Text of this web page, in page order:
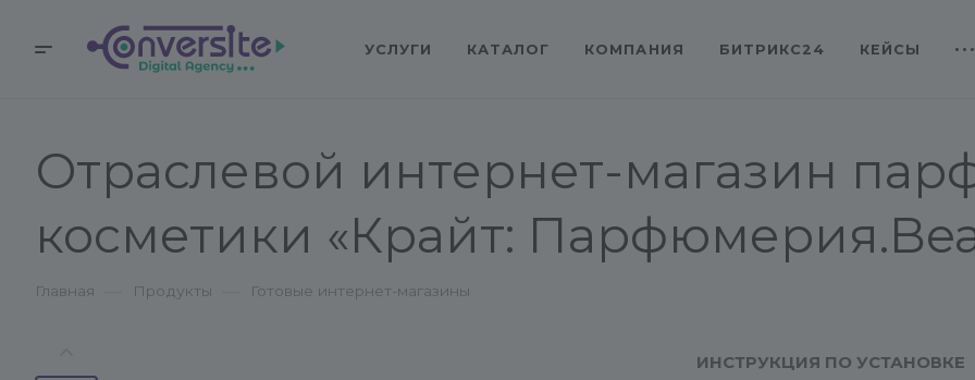
УСЛУГИ КАТАЛОГ КОМПАНИЯ БИТРИКС24 КЕЙСЫ
Отраслевой интернет-магазин
косметики «Крайт:
Главная Продукты Готовые интернет-магазины
ИНСТРУКЦИЯ ПО УСТАНОВКЕ